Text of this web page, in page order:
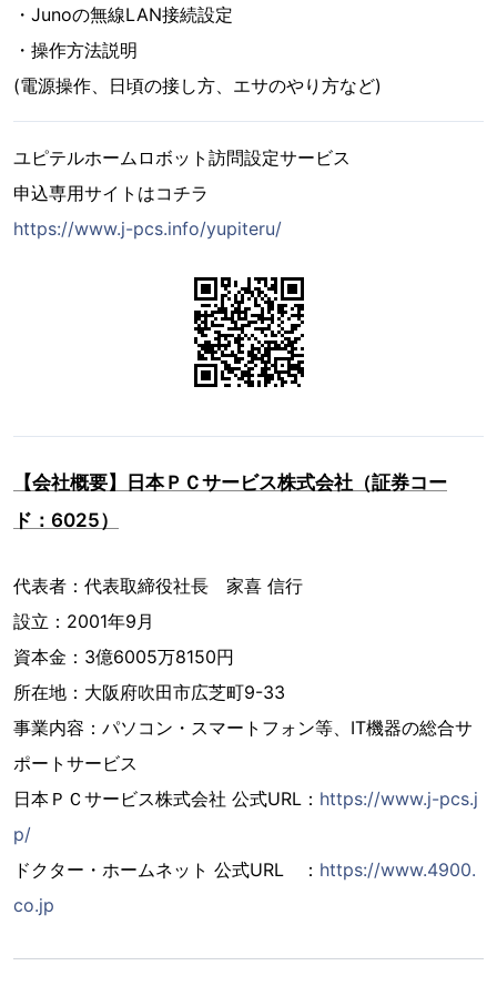
・Junoの無線LAN接続設定
・操作方法説明
(電源操作、日頃の接し方、エサのやり方など)
ユピテルホームロボット訪問設定サービス
申込専用サイトはコチラ
https://www.j-pcs.info/yupiteru/
【会社概要】日本ＰＣサービス株式会社（証券コー
ド：6025）
代表者：代表取締役社長 家喜 信行
設立：2001年9月
資本金：3億6005万8150円
所在地：大阪府吹田市広芝町9-33
事業内容：パソコン・スマートフォン等、IT機器の総合サ
ポートサービス
日本ＰＣサービス株式会社 公式URL： https://www.j-pcs.j
p/
ドクター・ホームネット 公式URL ： https://www.4900.
co.jp